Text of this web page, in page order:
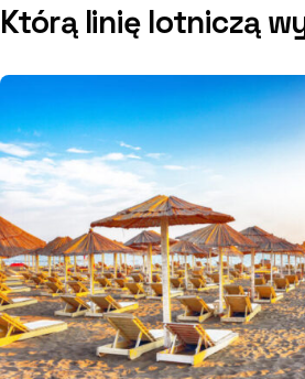
Którą linię lotniczą